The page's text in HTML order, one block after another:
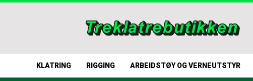
KLATRING RIGGING ARBEIDSTØY OG VERNEUTSTYR